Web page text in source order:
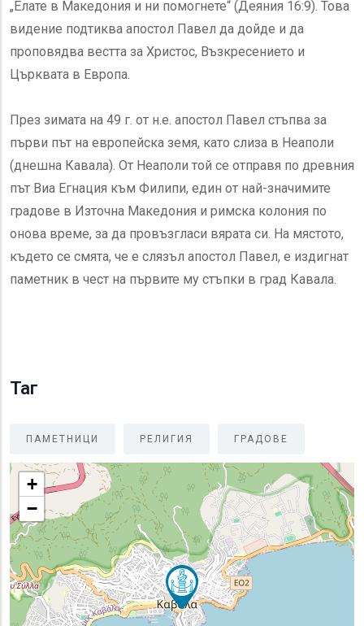
„Елате в Македония и ни помогнете“ (Деяния 16:9). Това
видение подтиква апостол Павел да дойде и да
проповядва вестта за Христос, Възкресението и
Църквата в Европа.
През зимата на 49 г. от н.е. апостол Павел стъпва за
първи път на европейска земя, като слиза в Неаполи
(днешна Кавала). От Неаполи той се отправя по древния
път Виа Егнация към Филипи, един от най-значимите
градове в Източна Македония и римска колония по
онова време, за да провъзгласи вярата си. На мястото,
където се смята, че е слязъл апостол Павел, е издигнат
паметник в чест на първите му стъпки в град Кавала.
Таг
ПАМЕТНИЦИ РЕЛИГИЯ ГРАДОВЕ
+
−